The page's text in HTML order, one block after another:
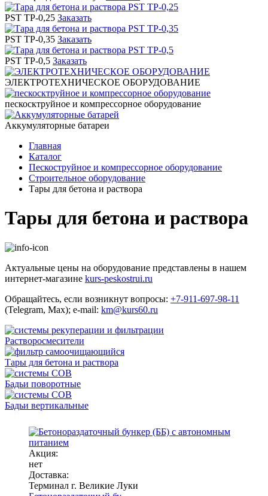
PST ТР-0,25 Заказать
PST ТР-0,35 Заказать
PST ТР-0,5 Заказать
ЭЛЕКТРОТЕХНИЧЕСКОЕ ОБОРУДОВАНИЕ
пескосктруйное и компрессорное оборудование
Аккумуляторные батареи
Главная
Каталог
Пескоструйное и компрессорное оборудование
Строительное оборудование
Тары для бетона и раствора
Тары для бетона и раствора
Актуальные цены на оборудование представлены в нашем
интернет-магазине kurs-peskostrui.ru
Обращайтесь, если возникнут вопросы: +7-911-697-98-11
(Telegram, Max); e-mail: km@kurs60.ru
Растворосмесители
Тары для бетона и раствора
Бадьи поворотные
Бадьи вертикальные
Акция:
нет
Доставка:
Терминал г. Великие Луки